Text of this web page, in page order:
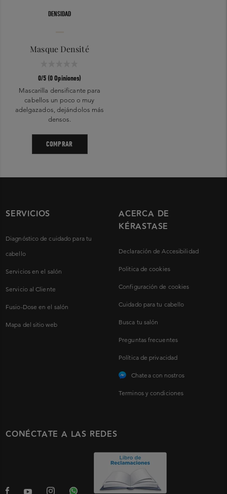
DENSIDAD
Masque Densité
0/5 (0 Opiniones)
Mascarilla densificante para
cabellos un poco o muy
adelgazados, dejándolos más
densos.
COMPRAR
SERVICIOS
Diagnóstico de cuidado para tu
cabello
Servicios en el salón
Servicio al Cliente
Fusio-Dose en el salón
Mapa del sitio web
ACERCA DE
KÉRASTASE
Declaración de Accesibilidad
Politica de cookies
Configuración de cookies
Cuidado para tu cabello
Busca tu salón
Preguntas frecuentes
Política de privacidad
Chatea con nostros
Terminos y condiciones
CONÉCTATE A LAS REDES